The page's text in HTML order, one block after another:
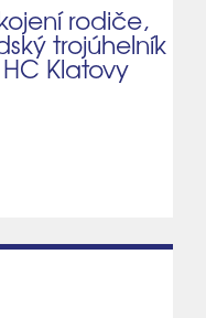
rodiče,
trojúhelník
Klatovy